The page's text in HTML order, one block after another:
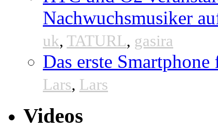
Nachwuchsmusiker
uk, TATURL, gasira
Das erste
Lars, Lars
Videos